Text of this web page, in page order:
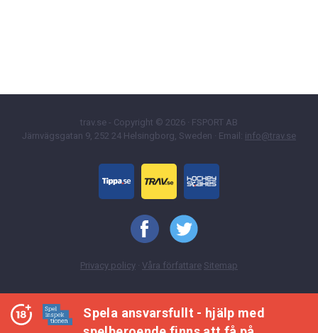
trav.se - Copyright © 2026 · FSPORT AB
Järnvägsgatan 9, 252 24 Helsingborg, Sweden · Email: info@trav.se
Privacy policy · Våra författare Sitemap
Spela ansvarsfullt - hjälp med